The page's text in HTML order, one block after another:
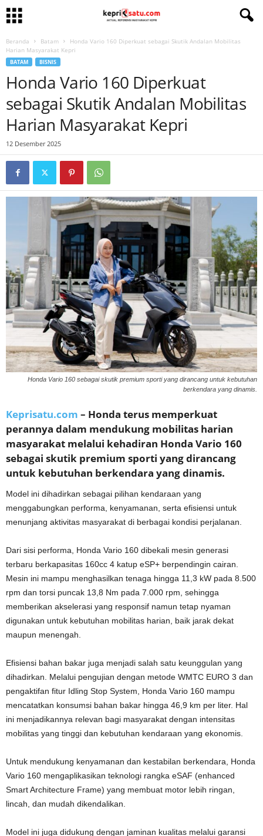
Beranda Batam
Honda Vario 160 Diperkuat sebagai Skutik Andalan Mobilitas
Harian Masyarakat Kepri
BATAM BISNIS
Honda Vario 160 Diperkuat
sebagai Skutik Andalan Mobilitas
Harian Masyarakat Kepri
12 Desember 2025
Honda Vario 160 sebagai skutik premium sporti yang dirancang untuk kebutuhan
berkendara yang dinamis.
Keprisatu.com – Honda terus memperkuat
perannya dalam mendukung mobilitas harian
masyarakat melalui kehadiran Honda Vario 160
sebagai skutik premium sporti yang dirancang
untuk kebutuhan berkendara yang dinamis.
Model ini dihadirkan sebagai pilihan kendaraan yang
menggabungkan performa, kenyamanan, serta efisiensi untuk
menunjang aktivitas masyarakat di berbagai kondisi perjalanan.
Dari sisi performa, Honda Vario 160 dibekali mesin generasi
terbaru berkapasitas 160cc 4 katup eSP+ berpendingin cairan.
Mesin ini mampu menghasilkan tenaga hingga 11,3 kW pada 8.500
rpm dan torsi puncak 13,8 Nm pada 7.000 rpm, sehingga
memberikan akselerasi yang responsif namun tetap nyaman
digunakan untuk kebutuhan mobilitas harian, baik jarak dekat
maupun menengah.
Efisiensi bahan bakar juga menjadi salah satu keunggulan yang
dihadirkan. Melalui pengujian dengan metode WMTC EURO 3 dan
pengaktifan fitur Idling Stop System, Honda Vario 160 mampu
mencatatkan konsumsi bahan bakar hingga 46,9 km per liter. Hal
ini menjadikannya relevan bagi masyarakat dengan intensitas
mobilitas yang tinggi dan kebutuhan kendaraan yang ekonomis.
Untuk mendukung kenyamanan dan kestabilan berkendara, Honda
Vario 160 mengaplikasikan teknologi rangka eSAF (enhanced
Smart Architecture Frame) yang membuat motor lebih ringan,
lincah, dan mudah dikendalikan.
Model ini juga didukung dengan jaminan kualitas melalui garansi